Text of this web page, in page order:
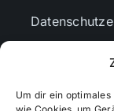
Um dir ein